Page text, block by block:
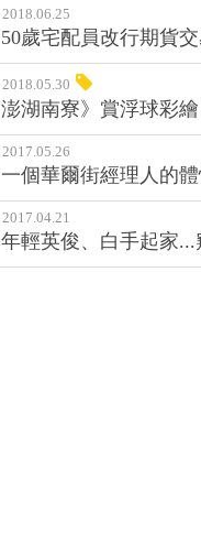
2018.06.25
50歲宅配員改行期貨
2018.05.30
澎湖南寮》賞浮球彩
2017.05.26
一個華爾街經理人的
2017.04.21
年輕英俊、白手起家